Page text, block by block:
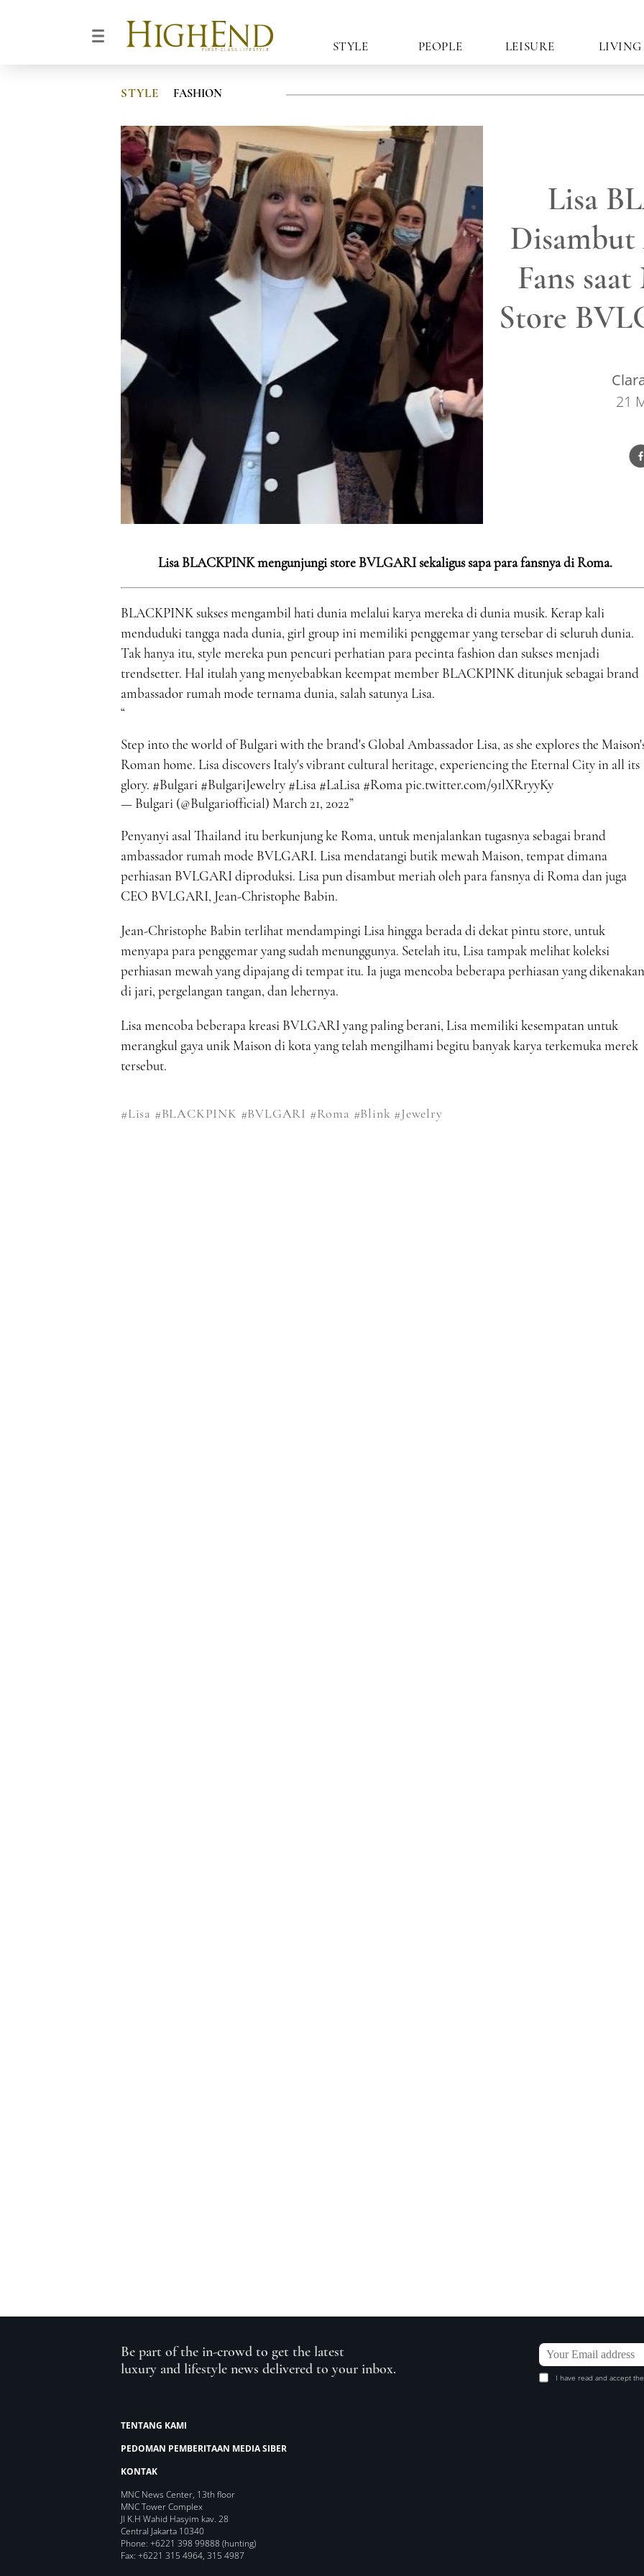
STYLE PEOPLE LEISURE LIVING
STYLE FASHION
Lisa
Disambut
Fans
Store
21
Lisa BLACKPINK mengunjungi store BVLGARI sekaligus sapa para fansnya di Roma.
BLACKPINK sukses mengambil hati dunia melalui karya mereka di dunia musik. Kerap kali
menduduki tangga nada dunia, girl group ini memiliki penggemar yang tersebar di seluruh dunia.
Tak hanya itu, style mereka pun pencuri perhatian para pecinta fashion dan sukses menjadi
trendsetter. Hal itulah yang menyebabkan keempat member BLACKPINK ditunjuk sebagai brand
ambassador rumah mode ternama dunia, salah satunya Lisa.
Step into the world of Bulgari with the brand's Global Ambassador Lisa, as she explores the
Roman home. Lisa discovers Italy's vibrant cultural heritage, experiencing the Eternal City in all its
glory. #Bulgari #BulgariJewelry #Lisa #LaLisa #Romapic.twitter.com/91lXRryyKy
— Bulgari (@Bulgariofficial) March 21, 2022
Penyanyi asal Thailand itu berkunjung ke Roma, untuk menjalankan tugasnya sebagai brand
ambassador rumah mode BVLGARI. Lisa mendatangi butik mewah Maison, tempat dimana
perhiasan BVLGARI diproduksi. Lisa pun disambut meriah oleh para fansnya di Roma dan juga
CEO BVLGARI, Jean-Christophe Babin.
Jean-Christophe Babin terlihat mendampingi Lisa hingga berada di dekat pintu store, untuk
menyapa para penggemar yang sudah menunggunya. Setelah itu, Lisa tampak melihat koleksi
perhiasan mewah yang dipajang di tempat itu. Ia juga mencoba beberapa perhiasan yang dikenakan
di jari, pergelangan tangan, dan lehernya.
Lisa mencoba beberapa kreasi BVLGARI yang paling berani, Lisa memiliki kesempatan untuk
merangkul gaya unik Maison di kota yang telah mengilhami begitu banyak karya terkemuka merek
tersebut.
#Lisa #BLACKPINK #BVLGARI #Roma #Blink #Jewelry
Be part of the in-crowd to get the latest
luxury and lifestyle news delivered to your inbox.
I have read and accept
TENTANG KAMI
PEDOMAN PEMBERITAAN MEDIA SIBER
KONTAK
MNC News Center, 13th floor
MNC Tower Complex
Jl K.H Wahid Hasyim kav. 28
Central Jakarta 10340
Phone: +6221 398 99888 (hunting)
Fax: +6221 315 4964, 315 4987